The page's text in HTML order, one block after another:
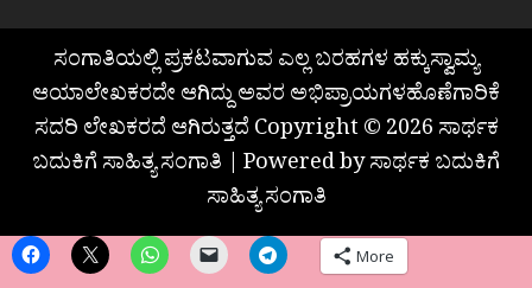
ಸಂಗಾತಿಯಲ್ಲಿ ಪ್ರಕಟವಾಗುವ ಎಲ್ಲ ಬರಹಗಳ ಹಕ್ಕುಸ್ವಾಮ್ಯ
ಆಯಾಲೇಖಕರದೇ ಆಗಿದ್ದು ಅವರ ಅಭಿಪ್ರಾಯಗಳಹೊಣೆಗಾರಿಕೆ
ಸದರಿ ಲೇಖಕರದೆ ಆಗಿರುತ್ತದೆ Copyright © 2026 ಸಾರ್ಥಕ
ಬದುಕಿಗೆ ಸಾಹಿತ್ಯ ಸಂಗಾತಿ | Powered by ಸಾರ್ಥಕ ಬದುಕಿಗೆ
ಸಾಹಿತ್ಯ ಸಂಗಾತಿ
More